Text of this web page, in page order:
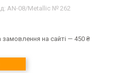
AN-08/Metallic № 262
замовлення на сайті — 450 ₴